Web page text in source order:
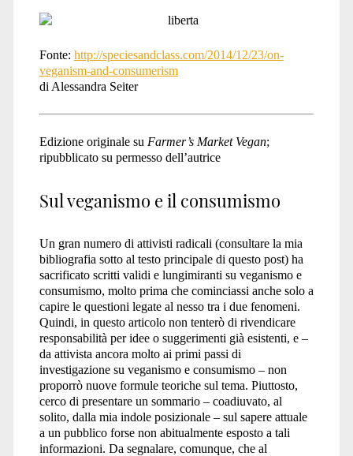
Fonte: http://speciesandclass.com/2014/12/23/on-
veganism-and-consumerism
di Alessandra Seiter
Edizione originale su Farmer’s Market Vegan;
ripubblicato su permesso dell’autrice
Sul veganismo e il consumismo
Un gran numero di attivisti radicali (consultare la mia
bibliografia sotto al testo principale di questo post) ha
sacrificato scritti validi e lungimiranti su veganismo e
consumismo, molto prima che cominciassi anche solo a
capire le questioni legate al nesso tra i due fenomeni.
Quindi, in questo articolo non tenterò di rivendicare
responsabilità per idee o suggerimenti già esistenti, e –
da attivista ancora molto ai primi passi di
investigazione su veganismo e consumismo – non
proporrò nuove formule teoriche sul tema. Piuttosto,
cerco di presentare un sommario – coadiuvato, al
solito, dalla mia indole posizionale – sul sapere attuale
a un pubblico forse non abitualmente esposto a tali
informazioni. Da segnalare, comunque, che al